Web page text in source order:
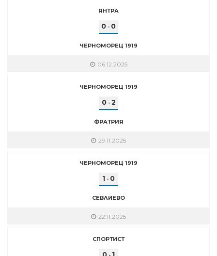
ЯНТРА
0 - 0
ЧЕРНОМОРЕЦ 1919
06.12.2025
ЧЕРНОМОРЕЦ 1919
0- 2
ФРАТРИЯ
29.11.2025
ЧЕРНОМОРЕЦ 1919
1 - 0
СЕВЛИЕВО
22.11.2025
СПОРТИСТ